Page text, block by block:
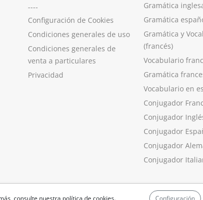
consulte nuestra política de cookies. Configuración
----
Configuración de Cookies
Condiciones generales de uso
Condiciones generales de
venta a particulares
Privacidad
Gramática
Gramática
Gramática y
(francés)
Vocabulario
Gramática
Vocabulario en
Conjugador
Conjugador
Conjugador
Conjugador
Conjugador